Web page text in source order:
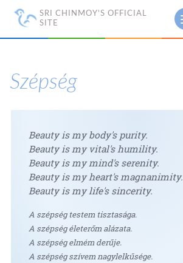
SRI CHINMOY'S OFFICIAL
SITE
Szépség
Beauty is my body's purity.
Beauty is my vital's humility.
Beauty is my mind's serenity.
Beauty is my heart's magnanimity.
Beauty is my life's sincerity.
A szépség testem tisztasága.
A szépség életerőm alázata.
A szépség elmém derűje.
A szépség szívem nagylelkűsége.